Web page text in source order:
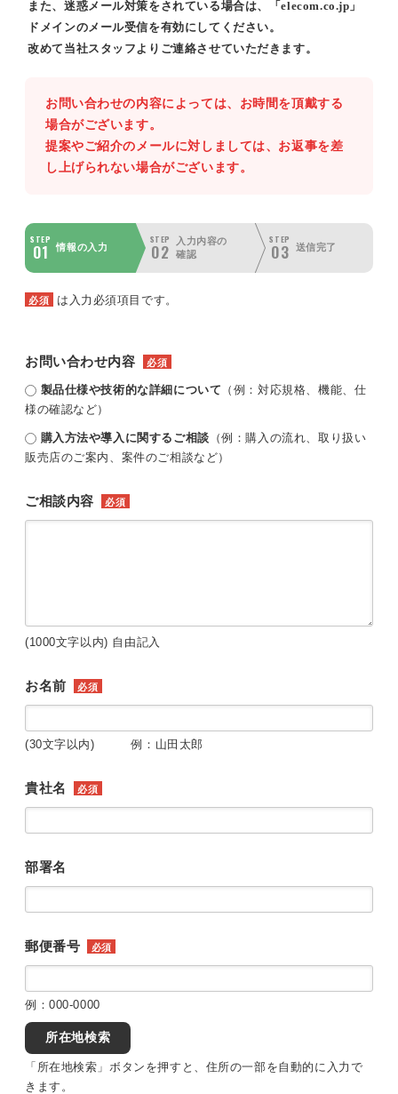
また、迷惑メール対策をされている場合は、「elecom.co.jp」
ドメインのメール受信を有効にしてください。
改めて当社スタッフよりご連絡させていただきます。
お問い合わせの内容によっては、お時間を頂戴する
場合がございます。
提案やご紹介のメールに対しましては、お返事を差
し上げられない場合がございます。
STEP
01 情報の入力
STEP
02
入力内容の
確認
STEP
03 送信完了
必須 は入力必須項目です。
お問い合わせ内容 必須
製品仕様や技術的な詳細について （例：対応規格、機能、仕
様の確認など）
購入方法や導入に関するご相談 （例：購入の流れ、取り扱い
販売店のご案内、案件のご相談など）
ご相談内容 必須
(1000文字以内) 自由記入
お名前 必須
(30文字以内) 例：山田太郎
貴社名 必須
部署名
郵便番号 必須
例：000-0000
所在地検索
「所在地検索」ボタンを押すと、住所の一部を自動的に入力で
きます。